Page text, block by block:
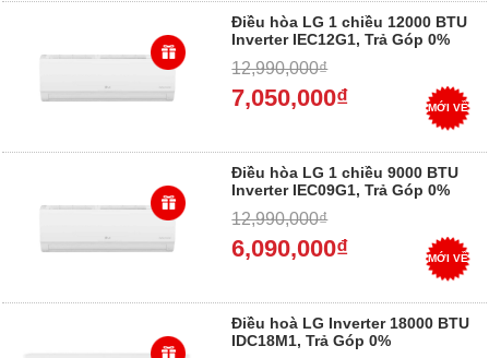
Điều hòa LG 1 chiều 12000 BTU
Inverter IEC12G1, Trả Góp 0%
12,990,000₫
7,050,000₫ MỚI VỀ
Điều hòa LG 1 chiều 9000 BTU
Inverter IEC09G1, Trả Góp 0%
12,990,000₫
6,090,000₫ MỚI VỀ
Điều hoà LG Inverter 18000 BTU
IDC18M1, Trả Góp 0%